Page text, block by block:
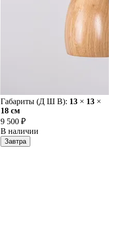
Габариты (Д Ш В): 13 × 13 ×
18 cм
9 500 ₽
В наличии
Завтра